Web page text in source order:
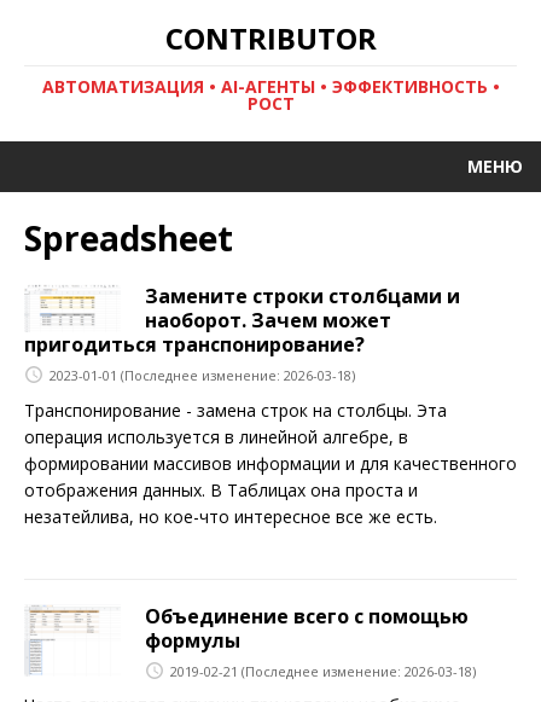
CONTRIBUTOR
АВТОМАТИЗАЦИЯ • AI-АГЕНТЫ • ЭФФЕКТИВНОСТЬ •
РОСТ
МЕНЮ
Spreadsheet
Замените строки столбцами и
наоборот. Зачем может
пригодиться транспонирование?
2023-01-01 (Последнее изменение: 2026-03-18)
Транспонирование - замена строк на столбцы. Эта
операция используется в линейной алгебре, в
формировании массивов информации и для качественного
отображения данных. В Таблицах она проста и
незатейлива, но кое-что интересное все же есть.
Объединение всего с помощью
формулы
2019-02-21 (Последнее изменение: 2026-03-18)